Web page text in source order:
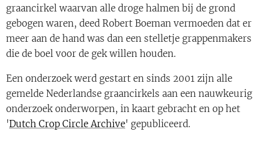
graancirkel waarvan alle droge halmen bij de grond
gebogen waren, deed Robert Boeman vermoeden dat er
meer aan de hand was dan een stelletje grappenmakers
die de boel voor de gek willen houden.
Een onderzoek werd gestart en sinds 2001 zijn alle
gemelde Nederlandse graancirkels aan een nauwkeurig
onderzoek onderworpen, in kaart gebracht en op het
'Dutch Crop Circle Archive' gepubliceerd.